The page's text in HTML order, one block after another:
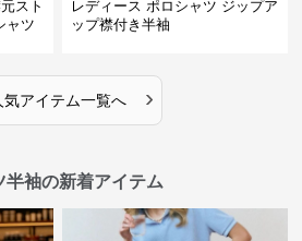
スト
ャツ
レディース ポロシャツ ジップア
ップ襟付き半袖
気アイテム一覧へ ›
半袖の新着アイテム